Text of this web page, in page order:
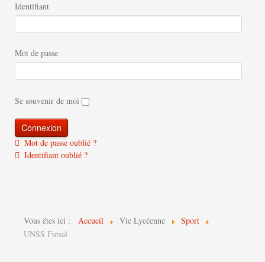
Identifiant
Mot de passe
Se souvenir de moi
Mot de passe oublié ?
Identifiant oublié ?
Vous êtes ici : Accueil Vie Lycéenne
Sport
UNSS Futsal